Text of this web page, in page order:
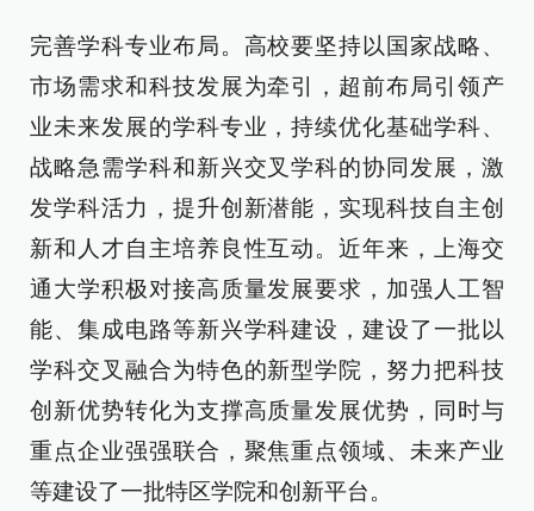
完善学科专业布局。高校要坚持以国家战略、
市场需求和科技发展为牵引，超前布局引领产
业未来发展的学科专业，持续优化基础学科、
战略急需学科和新兴交叉学科的协同发展，激
发学科活力，提升创新潜能，实现科技自主创
新和人才自主培养良性互动。近年来，上海交
通大学积极对接高质量发展要求，加强人工智
能、集成电路等新兴学科建设，建设了一批以
学科交叉融合为特色的新型学院，努力把科技
创新优势转化为支撑高质量发展优势，同时与
重点企业强强联合，聚焦重点领域、未来产业
等建设了一批特区学院和创新平台。